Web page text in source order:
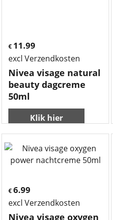
€ 11.99
excl Verzendkosten
Nivea visage natural
beauty dagcreme
50ml
Klik hier
€ 6.99
excl Verzendkosten
Nivea visage oxygen